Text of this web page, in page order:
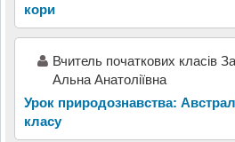
кори
Вчитель початкових класів
Альна Анатоліївна
Урок природознавства:
класу